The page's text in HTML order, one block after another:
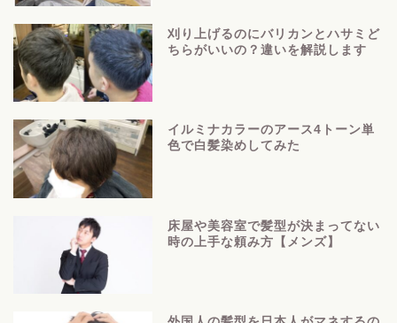
刈り上げるのにバリカンとハサミど
ちらがいいの？違いを解説します
イルミナカラーのアース4トーン単
色で白髪染めしてみた
床屋や美容室で髪型が決まってない
時の上手な頼み方【メンズ】